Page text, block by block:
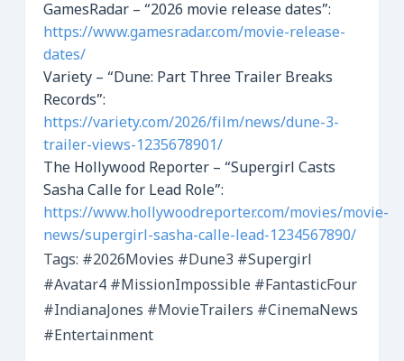
GamesRadar – “2026 movie release dates”:
https://www.gamesradar.com/movie-release-
dates/
Variety – “Dune: Part Three Trailer Breaks
Records”:
https://variety.com/2026/film/news/dune-3-
trailer-views-1235678901/
The Hollywood Reporter – “Supergirl Casts
Sasha Calle for Lead Role”:
https://www.hollywoodreporter.com/movies/movie-
news/supergirl-sasha-calle-lead-1234567890/
Tags: #2026Movies #Dune3 #Supergirl
#Avatar4 #MissionImpossible #FantasticFour
#IndianaJones #MovieTrailers #CinemaNews
#Entertainment